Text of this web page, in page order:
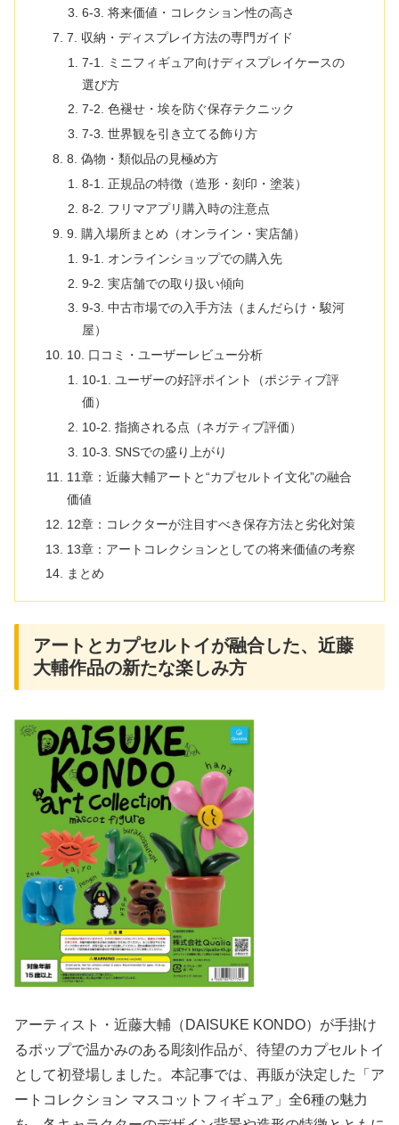
6-3. 将来価値・コレクション性の高さ
7. 収納・ディスプレイ方法の専門ガイド
7-1. ミニフィギュア向けディスプレイケースの
選び方
7-2. 色褪せ・埃を防ぐ保存テクニック
7-3. 世界観を引き立てる飾り方
8. 偽物・類似品の見極め方
8-1. 正規品の特徴（造形・刻印・塗装）
8-2. フリマアプリ購入時の注意点
9. 購入場所まとめ（オンライン・実店舗）
9-1. オンラインショップでの購入先
9-2. 実店舗での取り扱い傾向
9-3. 中古市場での入手方法（まんだらけ・駿河
屋）
10. 口コミ・ユーザーレビュー分析
10-1. ユーザーの好評ポイント（ポジティブ評
価）
10-2. 指摘される点（ネガティブ評価）
10-3. SNSでの盛り上がり
11章：近藤大輔アートと“カプセルトイ文化”の融合
価値
12章：コレクターが注目すべき保存方法と劣化対策
13章：アートコレクションとしての将来価値の考察
まとめ
アートとカプセルトイが融合した、近藤
大輔作品の新たな楽しみ方
アーティスト・近藤大輔（DAISUKE KONDO）が手掛け
るポップで温かみのある彫刻作品が、待望のカプセルトイ
として初登場しました。本記事では、再販が決定した「ア
ートコレクション マスコットフィギュア」全6種の魅力